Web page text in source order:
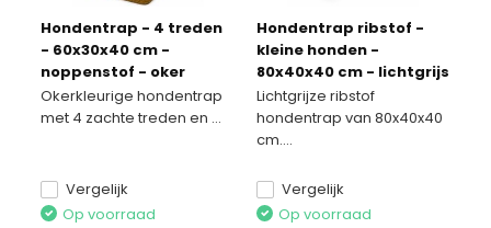
Hondentrap - 4 treden
- 60x30x40 cm -
noppenstof - oker
Okerkleurige hondentrap
met 4 zachte treden en ...
Vergelijk
Op voorraad
Hondentrap ribstof -
kleine honden -
80x40x40 cm - lichtgrijs
Lichtgrijze ribstof
hondentrap van 80x40x40
cm....
Vergelijk
Op voorraad